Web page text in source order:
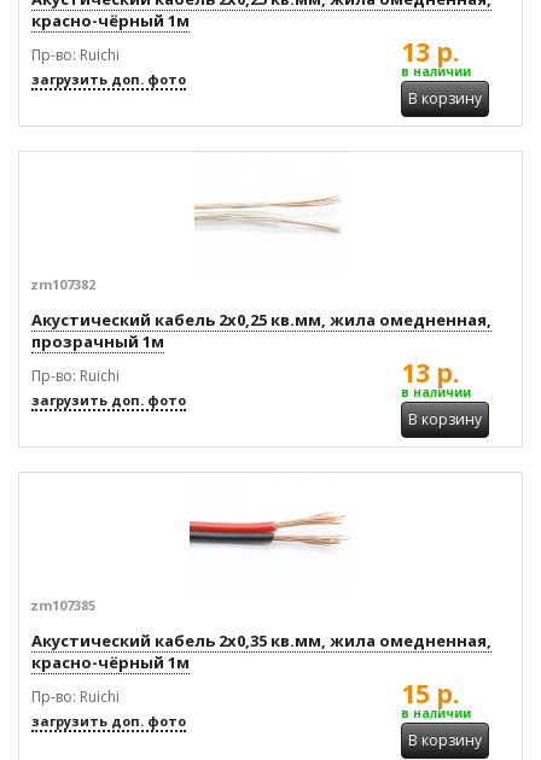
красно-чёрный 1м
Пр-во: Ruichi
загрузить доп. фото
13 р.
в наличии
В корзину
zm107382
Акустический кабель 2x0,25 кв.мм, жила омедненная,
прозрачный 1м
Пр-во: Ruichi
загрузить доп. фото
13 р.
в наличии
В корзину
zm107385
Акустический кабель 2x0,35 кв.мм, жила омедненная,
красно-чёрный 1м
Пр-во: Ruichi
загрузить доп. фото
15 р.
в наличии
В корзину